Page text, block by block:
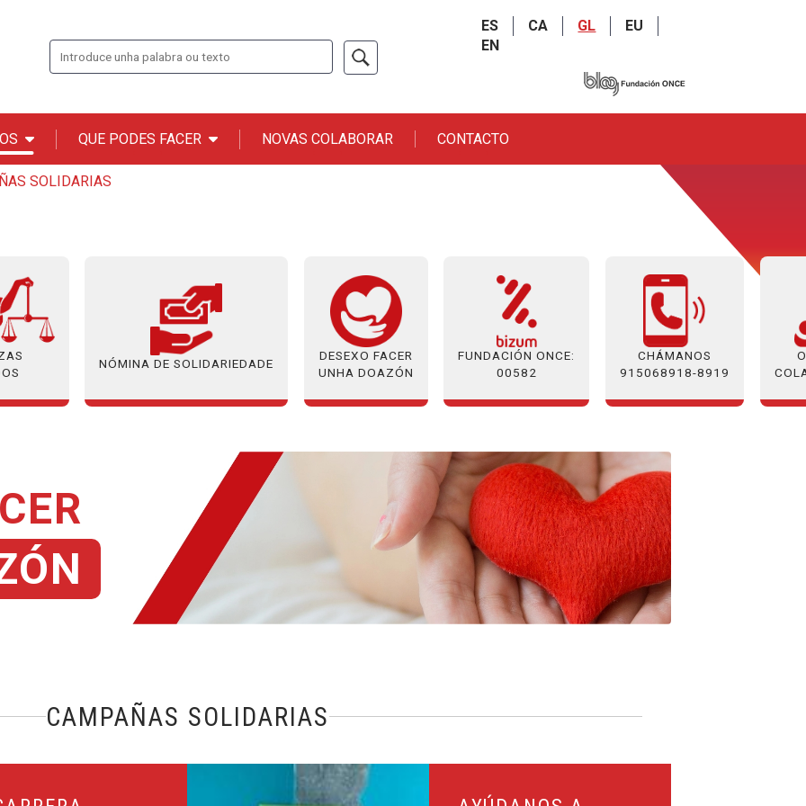
Buscar
ES CA GL
EU
EN
QUE PODES FACER NOVAS COLABORAR CONTACTO
SOLIDARIAS
NÓMINA DE SOLIDARIEDADE
DESEXO FACER
UNHA DOAZÓN
FUNDACIÓN ONCE:
00582
CHÁMANOS
915068918-8919
CAMPAÑAS SOLIDARIAS
Leer más sobre Ayúdanos a mantener los hornos encendidos